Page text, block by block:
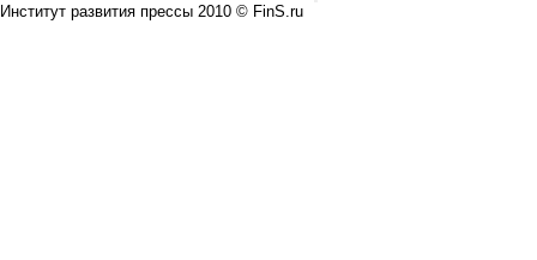
Институт развития прессы 2010 © FinS.ru